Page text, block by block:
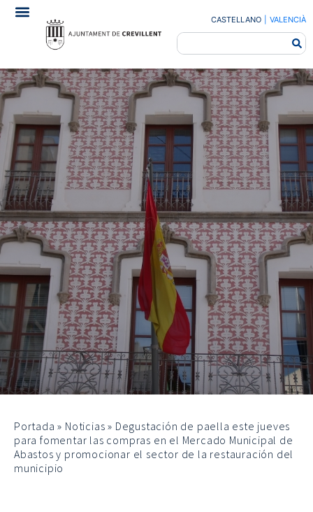
CASTELLANO VALENCIÀ
Portada » Noticias » Degustación de paella este jueves
para fomentar las compras en el Mercado Municipal de
Abastos y promocionar el sector de la restauración del
municipio